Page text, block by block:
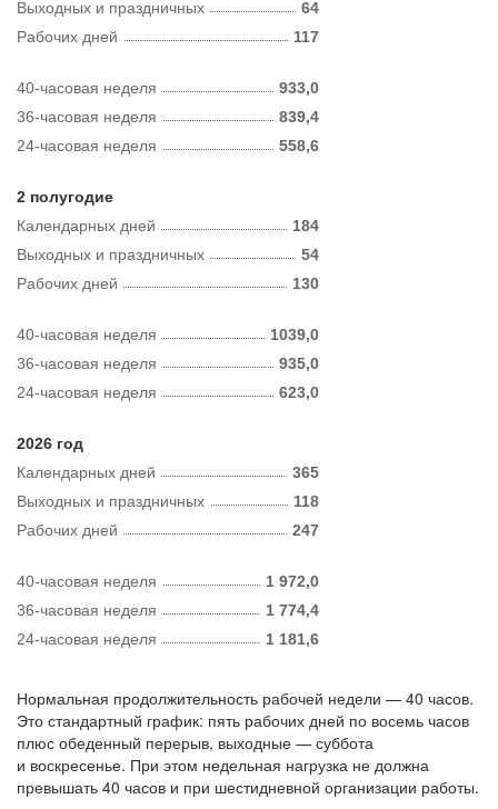
Рабочих дней 117
Выходных и праздничных 64
40-часовая неделя
933,0
36-часовая неделя
839,4
24-часовая неделя
558,6
2 полугодие
Календарных дней
184
Рабочих дней 130
Выходных и праздничных 54
40-часовая неделя
1039,0
36-часовая неделя
935,0
24-часовая неделя
623,0
2026 год
Календарных дней
365
Рабочих дней 247
Выходных и праздничных 118
40-часовая неделя
1 972,0
36-часовая неделя
1 774,4
24-часовая неделя
1 181,6
Нормальная продолжительность рабочей недели — 40 часов.
Это стандартный график: пять рабочих дней по восемь часов
плюс обеденный перерыв, выходные — суббота
и воскресенье. При этом недельная нагрузка не должна
превышать 40 часов и при шестидневной организации работы.